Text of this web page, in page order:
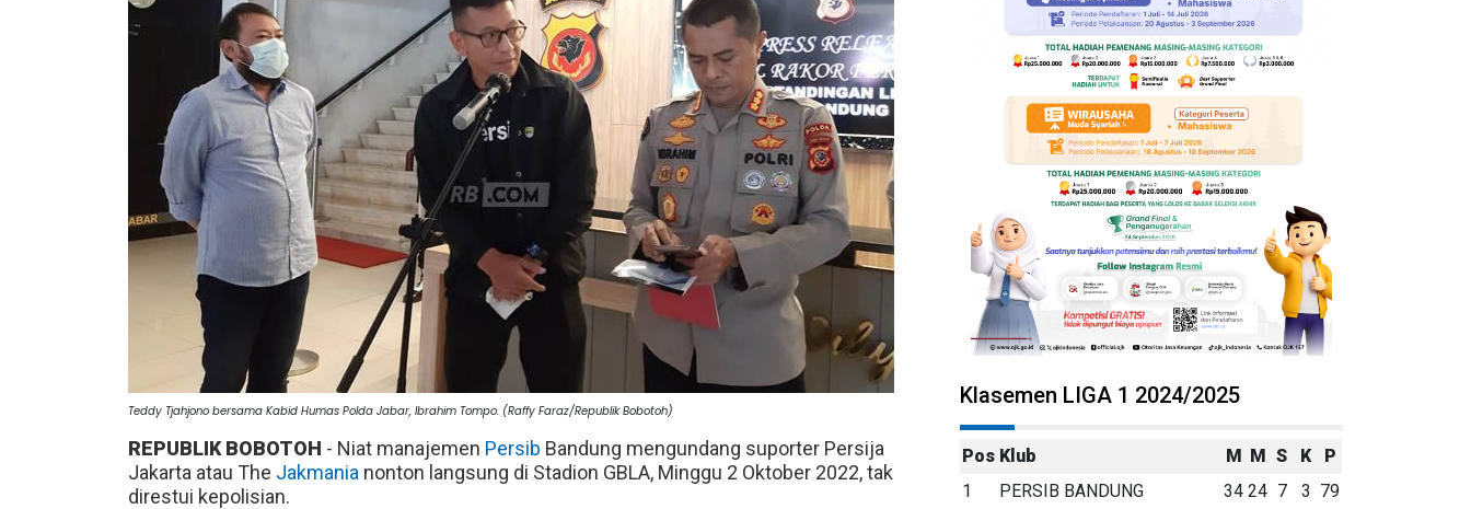
Teddy Tjahjono bersama Kabid Humas Polda Jabar, Ibrahim Tompo. (Raffy Faraz/Republik Bobotoh)
REPUBLIK BOBOTOH - Niat manajemen Persib Bandung mengundang suporter Persija
Jakarta atau The Jakmania nonton langsung di Stadion GBLA, Minggu 2 Oktober 2022, tak
direstui kepolisian.
Klasemen LIGA 1 2024/2025
Pos Klub M M S K
P
1
PERSIB BANDUNG 34 24 7 3 79